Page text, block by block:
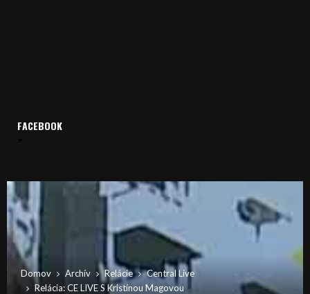
Domov Archív Relácie
Central Live
Relácia: CE LIVE S Kristínou Magovou
FACEBOOK